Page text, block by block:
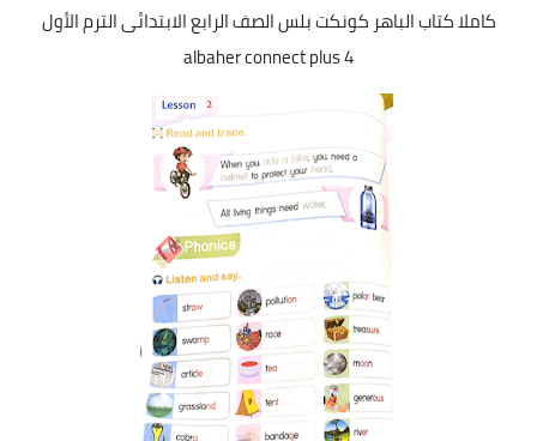
كاملا كتاب الباهر كونكت بلس الصف الرابع الابتدائى الترم الأول
albaher connect plus 4